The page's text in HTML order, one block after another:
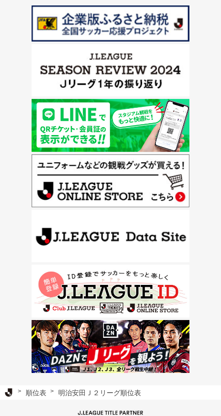
Ｊリーグ TOP
順位表 明治安田Ｊ２リーグ順位表